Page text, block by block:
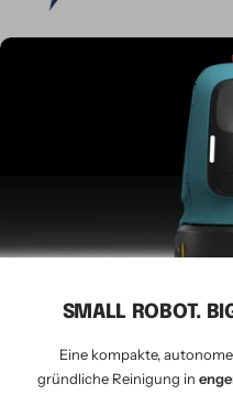
SMALL ROBOT.
Eine kompakte,
gründliche Reinigung in
© 2026